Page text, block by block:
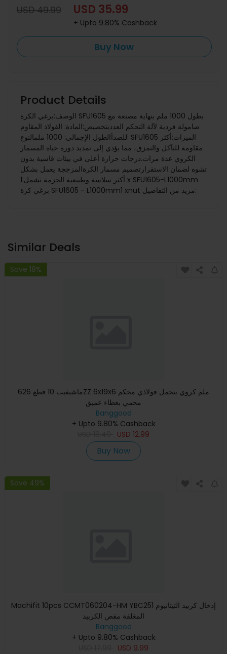
USD 49.99 USD 35.99
+ Upto 9.80% Cashback
Buy Now
Product Details
الوصف:برغي الكرة SFU1605 بطول 1000 ملم بنهاية مصنعة مع
صامولة فردية لآلة التحكم العدديتخصيص:المادة: الفولاذ المقاوم
للصدأالطول الإجمالي: 1000 ملمالنوع: SFU1605 الميزات:أكثر
مقاومة للتآكل والتمزق، مما يؤدي إلى تمديد دورة حياة المسمار
الكروي عدة مرات.درجات حرارة أعلى في بيئات قاسية بدون
تشوه لضمان الاستقرارتصميم مسمار الكرةالمزججة يعمل بشكل
أكثر سلاسة وطبيعية الحزمة تشمل:1 x SFU1605-L1000mm
برغي كرة SFU1605 - L1000mm1 xnut مزيد من التفاصيل:
Similar Deals
Save 18%
ماشيفيت 10 قطع 626ZZ 6x19x6 ملم كروي بتحمل فولاذي محكم
محمي بغطاء عميق
Banggood
+ Upto 9.80% Cashback
USD 12.99
Buy Now
Save 49%
Machifit 10pcs CCMT060204-HM YBC251 إدخال كربيد التيتانيوم
المغلفة مقص الكربيد
Banggood
+ Upto 9.80% Cashback
USD 9.99